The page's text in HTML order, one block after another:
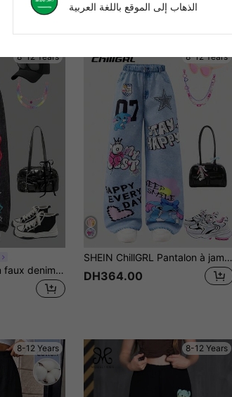
8-12 Years
SHEIN Pantalon en faux denim élastique avec imprimé dessin animé, style streetwear décontracté pour la rentrée scolaire, printemps-été, pour filles préadolescentes
8-12 Years
SHEIN ChillGRL Pantalon à jambes larges avec imprimé de dessin animé pour fille préadolescente
DH364.00
8-12 Years 8-12 Years
الذهاب إلى الموقع باللغة العربية